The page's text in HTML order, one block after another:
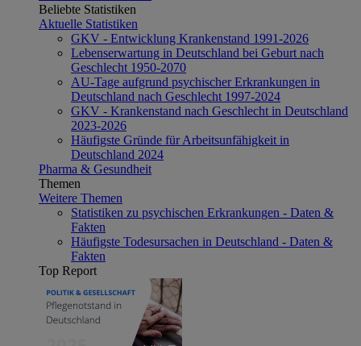
Beliebte Statistiken
Aktuelle Statistiken
GKV - Entwicklung Krankenstand 1991-2026
Lebenserwartung in Deutschland bei Geburt nach
Geschlecht 1950-2070
AU-Tage aufgrund psychischer Erkrankungen in
Deutschland nach Geschlecht 1997-2024
GKV - Krankenstand nach Geschlecht in Deutschland
2023-2026
Häufigste Gründe für Arbeitsunfähigkeit in
Deutschland 2024
Pharma & Gesundheit
Themen
Weitere Themen
Statistiken zu psychischen Erkrankungen - Daten &
Fakten
Häufigste Todesursachen in Deutschland - Daten &
Fakten
Top Report